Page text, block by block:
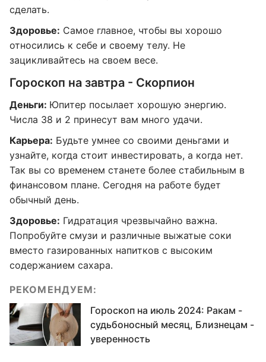
сделать.
Здоровье: Самое главное, чтобы вы хорошо
относились к себе и своему телу. Не
зацикливайтесь на своем весе.
Гороскоп на завтра - Скорпион
Деньги: Юпитер посылает хорошую энергию.
Числа 38 и 2 принесут вам много удачи.
Карьера: Будьте умнее со своими деньгами и
узнайте, когда стоит инвестировать, а когда нет.
Так вы со временем станете более стабильным в
финансовом плане. Сегодня на работе будет
обычный день.
Здоровье: Гидратация чрезвычайно важна.
Попробуйте смузи и различные выжатые соки
вместо газированных напитков с высоким
содержанием сахара.
РЕКОМЕНДУЕМ:
Гороскоп на июль 2024: Ракам -
судьбоносный месяц, Близнецам -
уверенность